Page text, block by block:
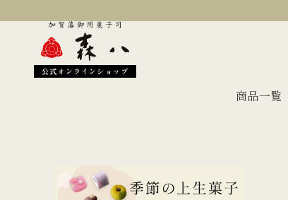
公式オンラインショップ
商品一覧
季節のおすすめ